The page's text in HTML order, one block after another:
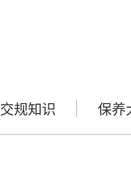
交规知识 保养